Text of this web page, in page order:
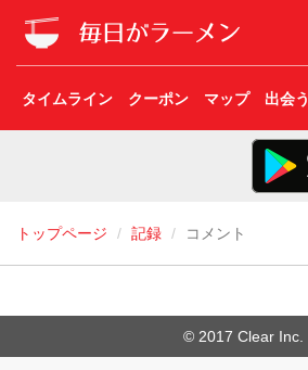
タイムライン クーポン マップ 出会う
トップページ 記録 コメント
© 2017 Clear Inc.